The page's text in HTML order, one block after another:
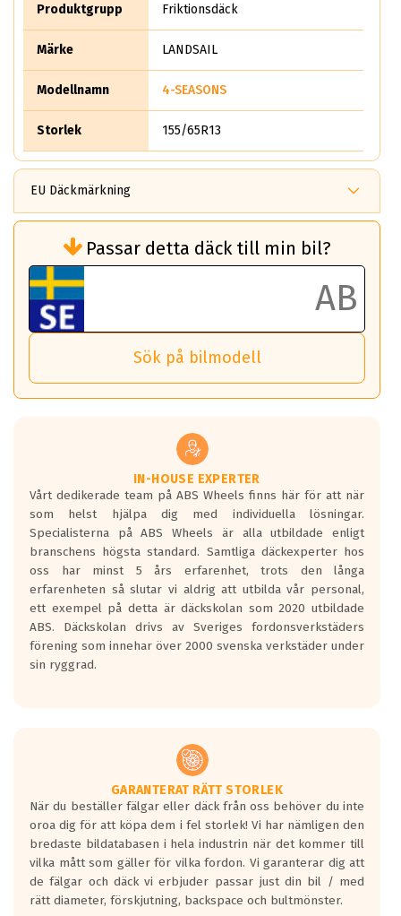
Produktgrupp Friktionsdäck
Märke LANDSAIL
Modellnamn 4-SEASONS
Storlek 155/65R13
EU Däckmärkning
bränsleförbrukningen)
Det ska vara en betygsskala från klass A
till G för rullmotstånd.
Ett klass A däck kommer ha 6,5% bättre
bränsleförbrukning än ett klass G däck.
Det betyder att om man kör 10,000 km,
så sparar man 50 liter bränsle med ett
vilken körstil du använder.
Våtgrepp egenskaper:
Betygsskalan är satt A till F. Där A påvisar
den kortaste bromssträckan och F är den
längsta.
Inga D eller G betyg delas ut för
personbilar och lätta lastbilar.
Betyget sätts efter ett test där däcken
skall bromsa in på en väg där det ligger
0.5-1.5 mm vatten.
I 80km/h kommer skillnaden på
Vid körning i över 50km/h brukar
rullmotståndets ljud överträffa
motorljudet.
På däckmärkningen kommer det finnas
en symbol av ett däck med vågar. Hög
bullernivå markeras med svarta vågor
medans de vita vågorna påvisar om det är
ett tyst däck.
Passar detta däck till min bil?
Sök på bilmodell
IN-HOUSE EXPERTER
Vårt dedikerade team på ABS Wheels finns här för att när
som helst hjälpa dig med individuella lösningar.
Specialisterna på ABS Wheels är alla utbildade enligt
branschens högsta standard. Samtliga däckexperter hos
oss har minst 5 års erfarenhet, trots den långa
erfarenheten så slutar vi aldrig att utbilda vår personal,
ett exempel på detta är däckskolan som 2020 utbildade
ABS. Däckskolan drivs av Sveriges fordonsverkstäders
förening som innehar över 2000 svenska verkstäder under
sin ryggrad.
GARANTERAT RÄTT STORLEK
När du beställer fälgar eller däck från oss behöver du inte
oroa dig för att köpa dem i fel storlek! Vi har nämligen den
bredaste bildatabasen i hela industrin när det kommer till
vilka mått som gäller för vilka fordon. Vi garanterar dig att
de fälgar och däck vi erbjuder passar just din bil / med
rätt diameter, förskjutning, backspace och bultmönster.